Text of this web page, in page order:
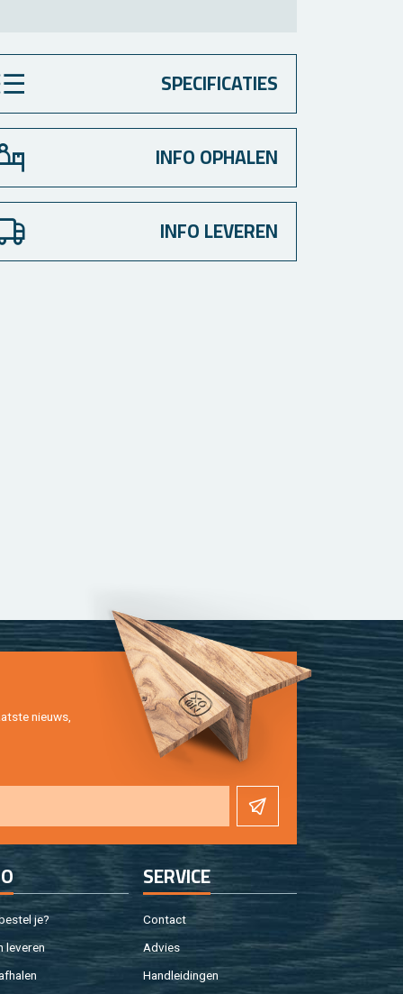
SPECIFICATIES
INFO OPHALEN
INFO LEVEREN
nieuws,
je?
le­ve­ren
SER­VI­CE
Con­tact
Ad­vies
Hand­lei­din­gen